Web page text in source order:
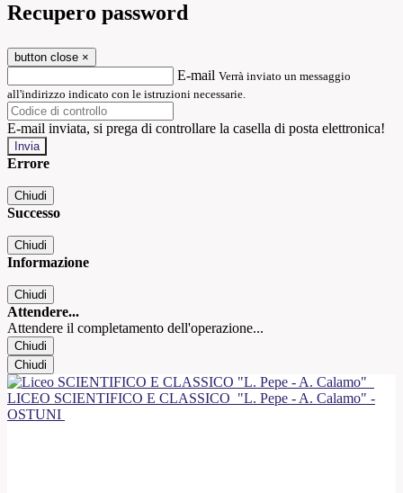
Recupero password
button close ×
E-mail Verrà inviato un messaggio
all'indirizzo indicato con le istruzioni necessarie.
E-mail inviata, si prega di controllare la casella di posta elettronica!
Errore
Chiudi
Successo
Chiudi
Informazione
Chiudi
Attendere...
Attendere il completamento dell'operazione...
Chiudi
Chiudi
LICEO SCIENTIFICO E CLASSICO "L. Pepe - A. Calamo" -
OSTUNI